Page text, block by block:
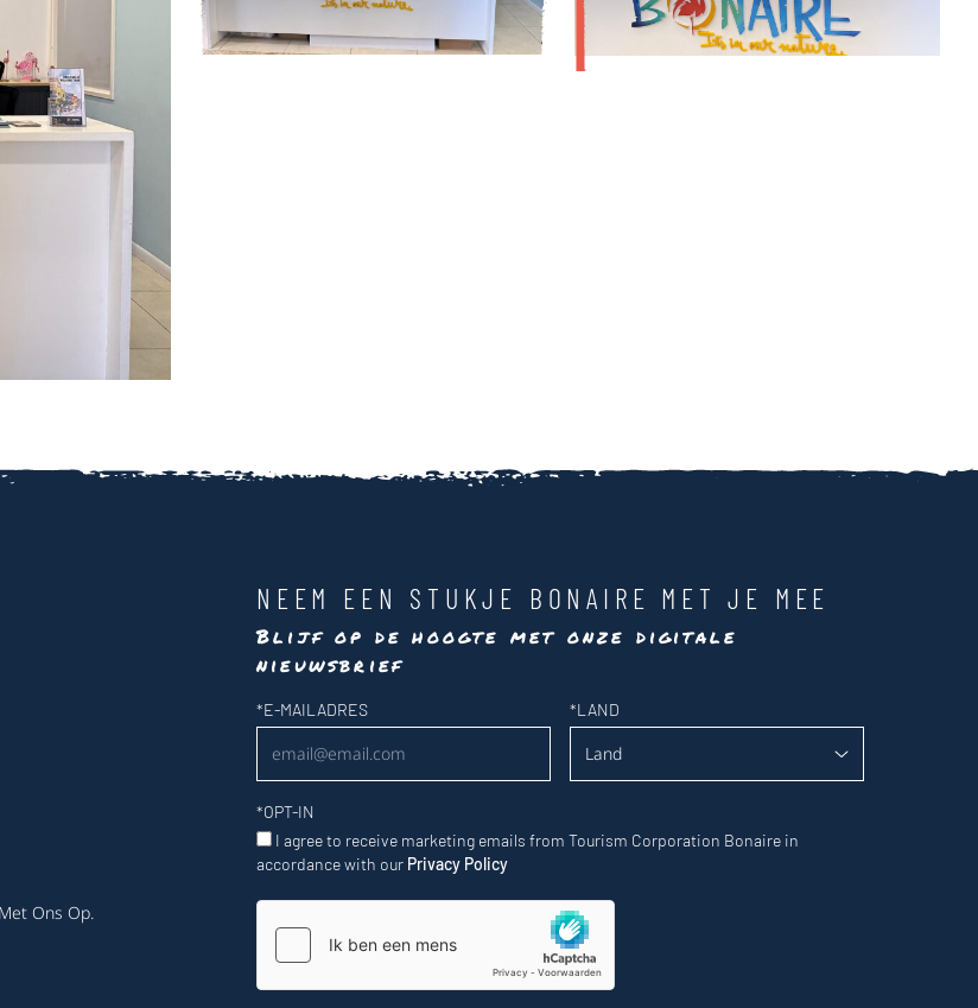
Ons Op.
NEEM EEN STUKJE BONAIRE MET JE MEE
Blijf op de hoogte met onze digitale
nieuwsbrief
Nieuwsbrief
*E-MAILADRES *LAND
*OPT-IN
I agree to receive marketing emails from Tourism Corporation Bonaire in
accordance with our Privacy Policy